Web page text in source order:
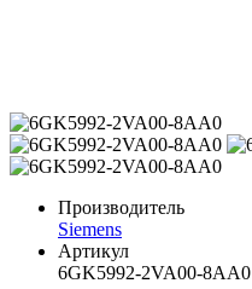
Производитель
Siemens
Артикул
6GK5992-2VA00-8AA0